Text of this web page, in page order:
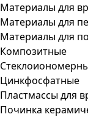
Материалы для
Материалы для
Материалы для
Композитные
Цинкфосфатные
Пластмассы для
Починка